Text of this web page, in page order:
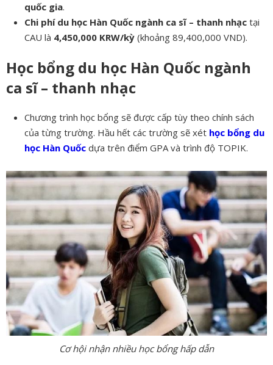
quốc gia.
Chi phí du học Hàn Quốc ngành ca sĩ – thanh nhạc tại
CAU là 4,450,000 KRW/kỳ (khoảng 89,400,000 VND).
Học bổng du học Hàn Quốc ngành
ca sĩ – thanh nhạc
Chương trình học bổng sẽ được cấp tùy theo chính sách
của từng trường. Hầu hết các trường sẽ xét học bổng du
học Hàn Quốc dựa trên điểm GPA và trình độ TOPIK.
Cơ hội nhận nhiều học bổng hấp dẫn